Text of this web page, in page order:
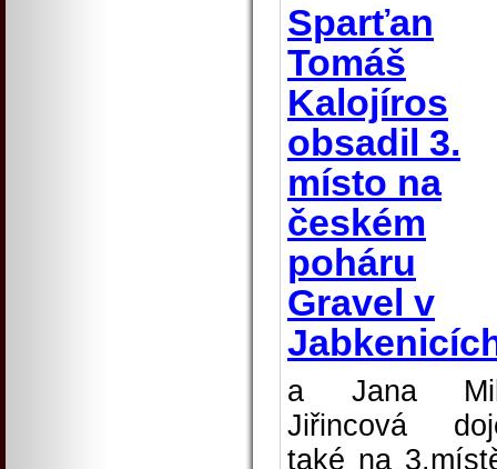
Sparťan
Tomáš
Kalojíros
obsadil 3.
místo na
českém
poháru
Gravel v
a Jana
Jiřincová
také na